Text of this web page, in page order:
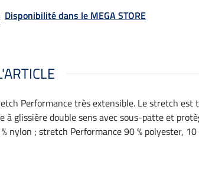
Disponibilité dans le MEGA STORE
Performance très extensible. Le stretch est
glissière double sens avec sous-patte et
nylon ; stretch Performance 90 % polyester, 10